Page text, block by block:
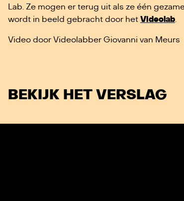
Lab. Ze mogen er terug uit als ze één
wordt in beeld gebracht door het Videolab.
Video door Videolabber Giovanni van Meurs
BEKIJK HET VERSLAG